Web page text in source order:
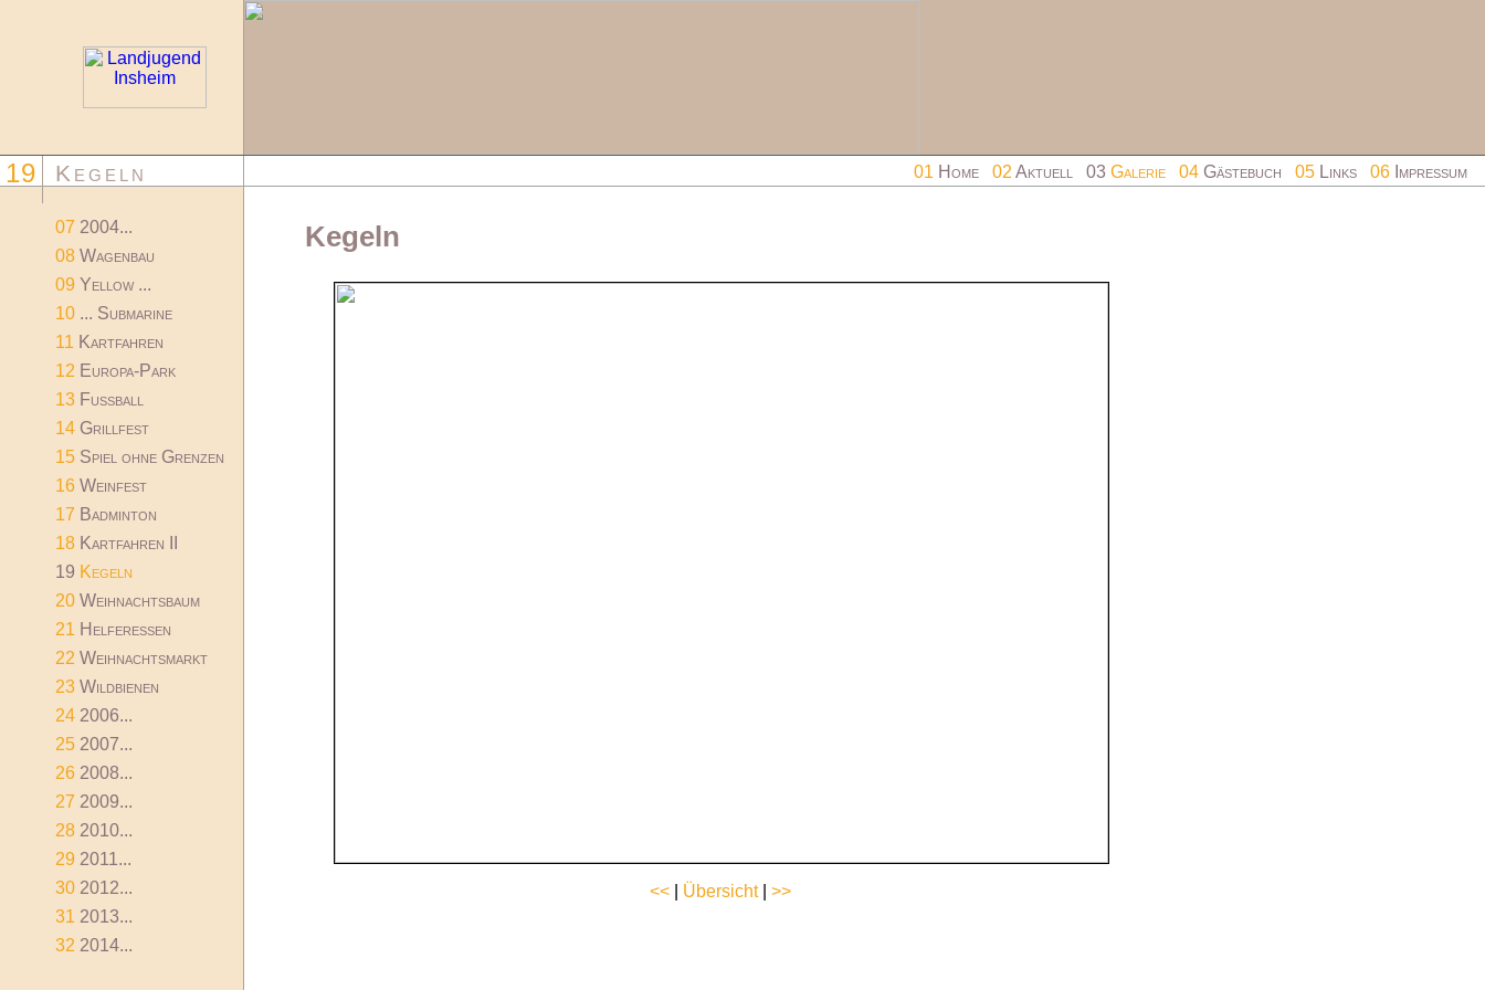
19 Kegeln 01 Home 02 Aktuell 03 Galerie 04 Gästebuch 05 Links 06 Impressum
07 2004...
08 Wagenbau
09 Yellow ...
10 ... Submarine
11 Kartfahren
12 Europa-Park
13 Fussball
14 Grillfest
15 Spiel ohne Grenzen
16 Weinfest
17 Badminton
18 Kartfahren II
19 Kegeln
20 Weihnachtsbaum
21 Helferessen
22 Weihnachtsmarkt
23 Wildbienen
24 2006...
25 2007...
26 2008...
27 2009...
28 2010...
29 2011...
30 2012...
31 2013...
32 2014...
Kegeln
<< Übersicht| >>